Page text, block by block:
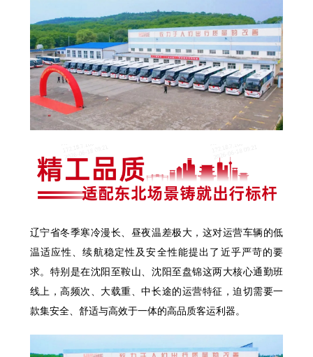
辽宁省冬季寒冷漫长、昼夜温差极大，这对运营车辆的低
温适应性、续航稳定性及安全性能提出了近乎严苛的要
求。特别是在沈阳至鞍山、沈阳至盘锦这两大核心通勤班
线上，高频次、大载重、中长途的运营特征，迫切需要一
款集安全、舒适与高效于一体的高品质客运利器。